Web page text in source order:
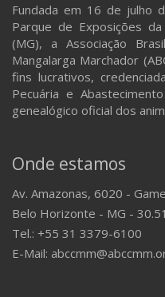
Fundada em 16 de julho
Parque de Exposições
(MG), a Associação
Mangalarga Marchador
fins lucrativos,
Pecuária e
genealógico oficial dos
Onde estamos
Av. Amazonas, 6020 -
Belo Horizonte - MG -
Tel.: +55 31 3379-6100
E-Mail: